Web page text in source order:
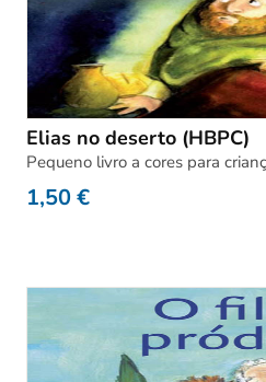
Elias no deserto (HBPC)
Pequeno livro a cores para
1,50€